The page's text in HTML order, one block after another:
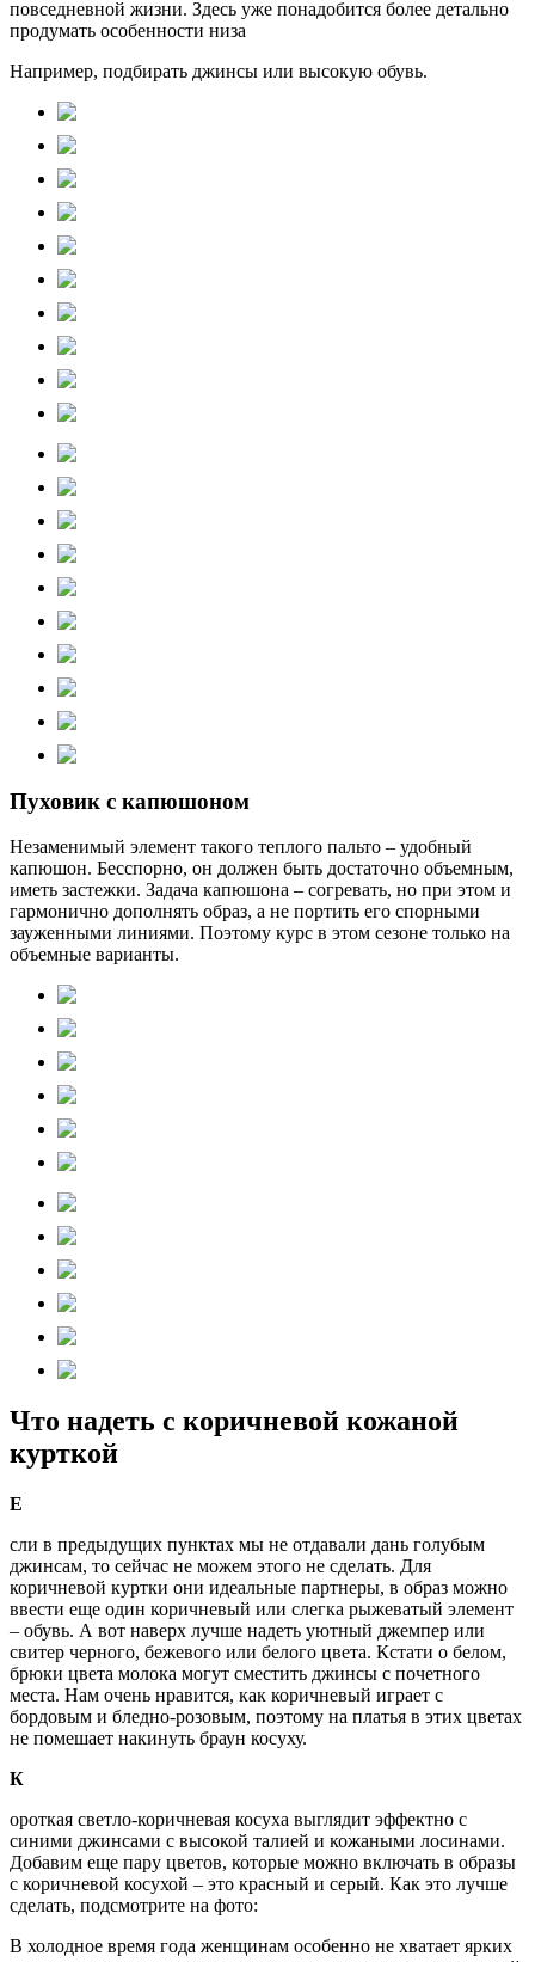
повседневной жизни. Здесь уже понадобится более детально
продумать особенности низа
Например, подбирать джинсы или высокую обувь.
Пуховик с капюшоном
Незаменимый элемент такого теплого пальто – удобный
капюшон. Бесспорно, он должен быть достаточно объемным,
иметь застежки. Задача капюшона – согревать, но при этом и
гармонично дополнять образ, а не портить его спорными
зауженными линиями. Поэтому курс в этом сезоне только на
объемные варианты.
Что надеть с коричневой кожаной
курткой
Е
сли в предыдущих пунктах мы не отдавали дань голубым
джинсам, то сейчас не можем этого не сделать. Для
коричневой куртки они идеальные партнеры, в образ можно
ввести еще один коричневый или слегка рыжеватый элемент
– обувь. А вот наверх лучше надеть уютный джемпер или
свитер черного, бежевого или белого цвета. Кстати о белом,
брюки цвета молока могут сместить джинсы с почетного
места. Нам очень нравится, как коричневый играет с
бордовым и бледно-розовым, поэтому на платья в этих цветах
не помешает накинуть браун косуху.
К
ороткая светло-коричневая косуха выглядит эффектно с
синими джинсами с высокой талией и кожаными лосинами.
Добавим еще пару цветов, которые можно включать в образы
с коричневой косухой – это красный и серый. Как это лучше
сделать, подсмотрите на фото:
В холодное время года женщинам особенно не хватает ярких